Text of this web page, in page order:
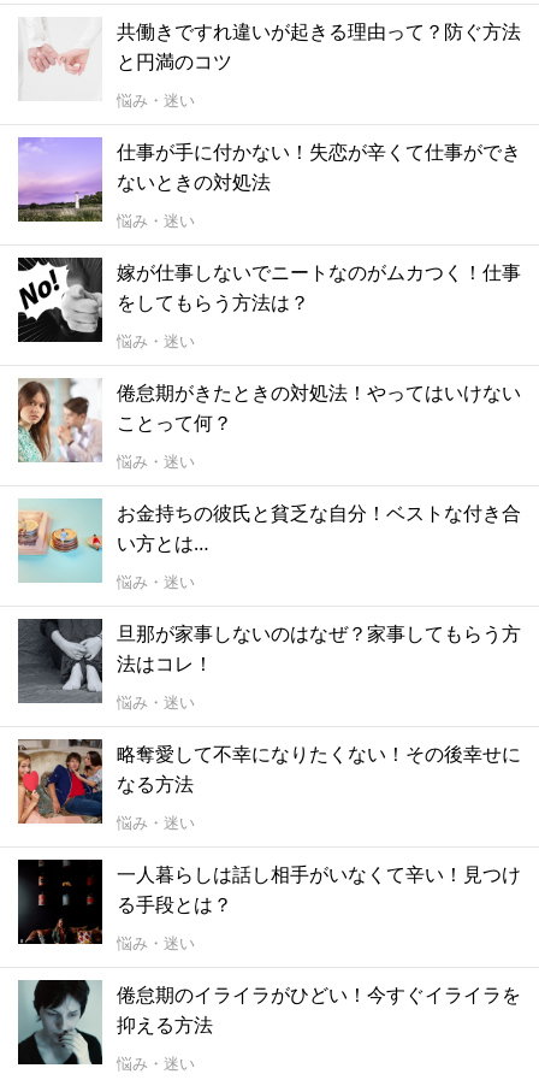
共働きですれ違いが起きる理由って？防ぐ方法
と円満のコツ
悩み・迷い
仕事が手に付かない！失恋が辛くて仕事ができ
ないときの対処法
悩み・迷い
嫁が仕事しないでニートなのがムカつく！仕事
をしてもらう方法は？
悩み・迷い
倦怠期がきたときの対処法！やってはいけない
ことって何？
悩み・迷い
お金持ちの彼氏と貧乏な自分！ベストな付き合
い方とは…
悩み・迷い
旦那が家事しないのはなぜ？家事してもらう方
法はコレ！
悩み・迷い
略奪愛して不幸になりたくない！その後幸せに
なる方法
悩み・迷い
一人暮らしは話し相手がいなくて辛い！見つけ
る手段とは？
悩み・迷い
倦怠期のイライラがひどい！今すぐイライラを
抑える方法
悩み・迷い